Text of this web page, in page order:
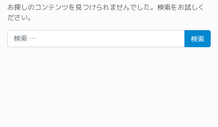
お探しのコンテンツを見つけられませんでした。検索をお試しく
ださい。
検索